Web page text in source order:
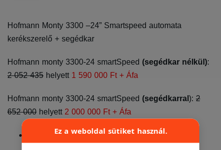
Hofmann Monty 3300 –24” Smartspeed automata
kerékszerelő + segédkar
Hofmann monty 3300-24 smartSpeed (segédkar nélkül):
2 052 435 helyett 1 590 000 Ft + Áfa
Hofmann monty 3300-24 smartSpeed (segédkarral ): 2
652 000 helyett 2 000 000 Ft + Áfa
"Smartspeed" Hofmann szabadalom:
Ez a weboldal sütiket használ.